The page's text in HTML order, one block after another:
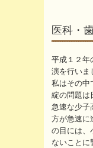
医科・
平成１２年
演を行いま
私はその中
綻の問題は
急速な少子
方が急速に
の目には、
ないことに